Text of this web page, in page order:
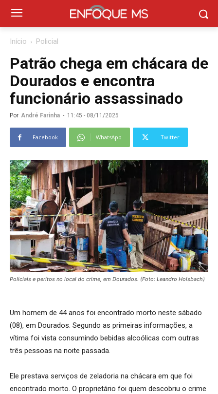
Início Policial
Patrão chega em chácara de
Dourados e encontra
funcionário assassinado
Por André Farinha - 11:45 - 08/11/2025
Facebook WhatsApp Twitter
Policiais e peritos no local do crime, em Dourados. (Foto: Leandro Holsbach)
Um homem de 44 anos foi encontrado morto neste sábado
(08), em Dourados. Segundo as primeiras informações, a
vítima foi vista consumindo bebidas alcoólicas com outras
três pessoas na noite passada.
Ele prestava serviços de zeladoria na chácara em que foi
encontrado morto. O proprietário foi quem descobriu o crime